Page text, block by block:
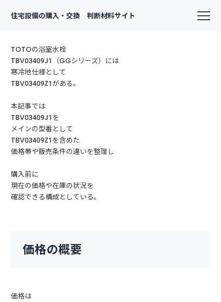
住宅設備の購入・交換 判断材料サイト
TOTOの浴室水栓
TBV03409J1（GGシリーズ）には
寒冷地仕様として
TBV03409Z1がある。
本記事では
TBV03409J1を
メインの型番として
TBV03409Z1を含めた
価格帯や販売条件の違いを整理し
購入前に
現在の価格や在庫の状況を
確認できる構成としている。
価格の概要
価格は